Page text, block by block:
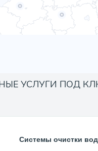
УСЛУГИ ПОД
Системы очистки